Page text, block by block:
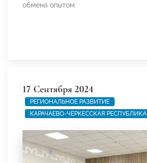
обмена опытом.
17 Сентября 2024
РЕГИОНАЛЬНОЕ РАЗВИТИЕ
КАРАЧАЕВО-ЧЕРКЕССКАЯ РЕСПУБЛИКА